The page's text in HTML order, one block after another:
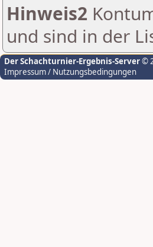
Hinweis2
und sind in der
Der Schachturnier-Ergebnis-Server©
Impressum / Nutzungsbedingungen